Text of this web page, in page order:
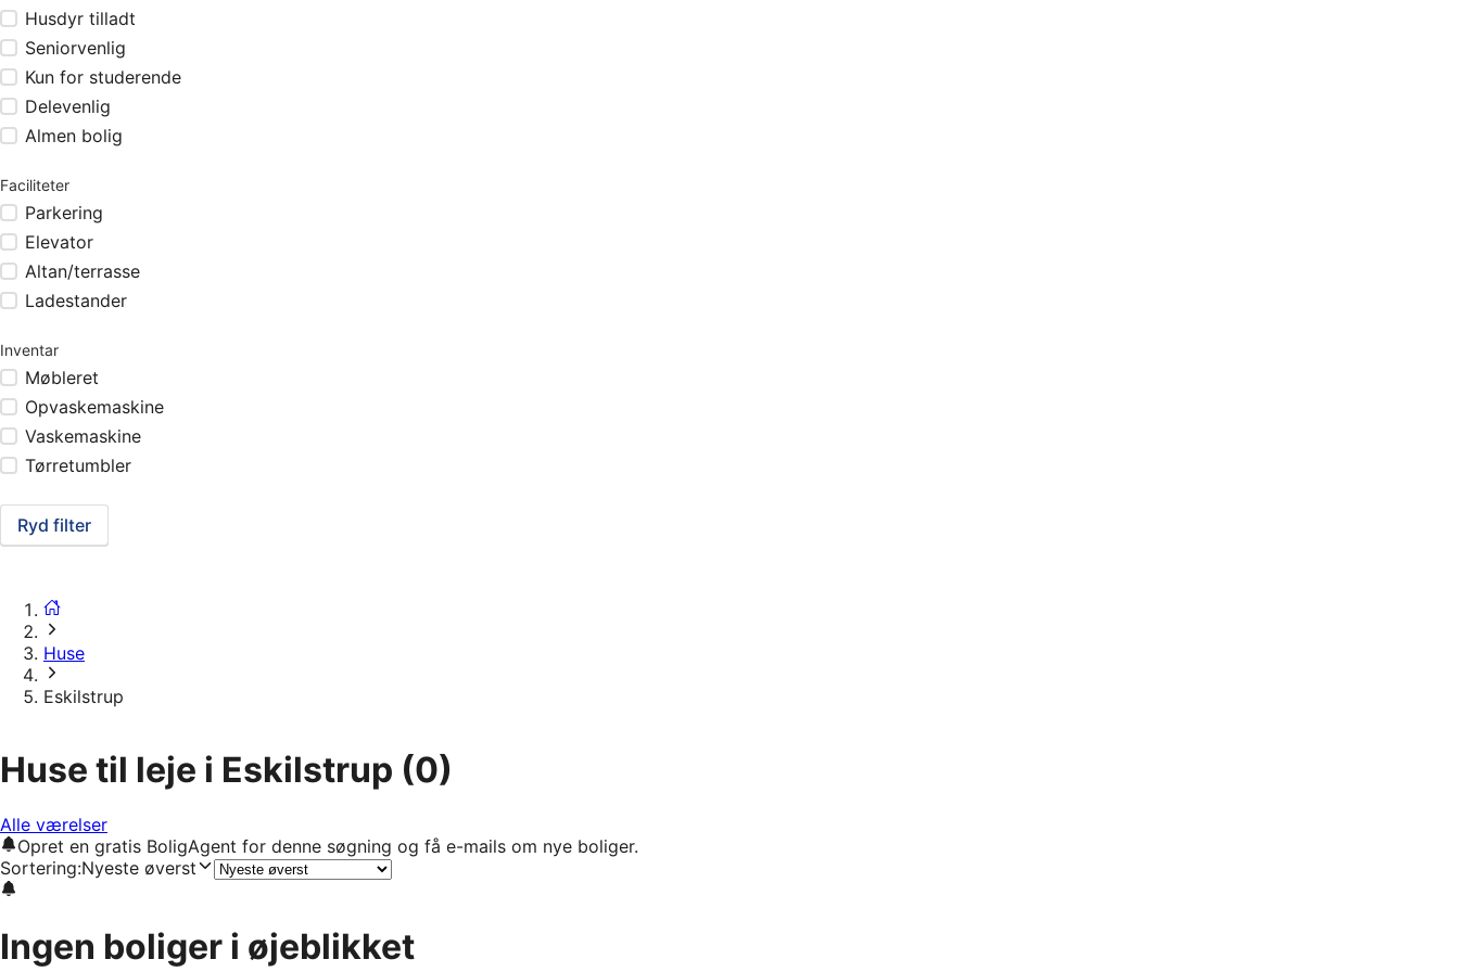
Husdyr tilladt
Seniorvenlig
Kun for studerende
Delevenlig
Almen bolig
Faciliteter
Parkering
Elevator
Altan/terrasse
Ladestander
Inventar
Møbleret
Opvaskemaskine
Vaskemaskine
Tørretumbler
Ryd filter
Huse
Eskilstrup
Huse til leje i Eskilstrup (0)
Alle værelser
Opret en gratis BoligAgent for denne søgning og få e-mails om nye boliger.
Sortering:Nyeste øverst
Ingen boliger i øjeblikket